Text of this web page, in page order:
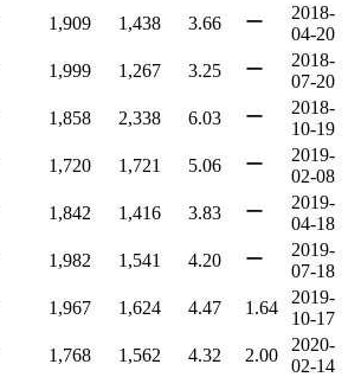
1,909 1,438 3.66 ー
2018-
04-20
1,999 1,267 3.25 ー
2018-
07-20
1,858 2,338 6.03 ー
2018-
10-19
1,720 1,721 5.06 ー
2019-
02-08
1,842 1,416 3.83 ー
2019-
04-18
1,982 1,541 4.20 ー
2019-
07-18
1,967 1,624 4.47 1.64
2019-
10-17
1,768 1,562 4.32 2.00
2020-
02-14